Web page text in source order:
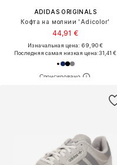
ADIDAS ORIGINALS
Кофта на молнии 'Adicolor'
44,91 €
Изначальная цена: 69,90 €
Последняя самая низкая цена:31,41 €